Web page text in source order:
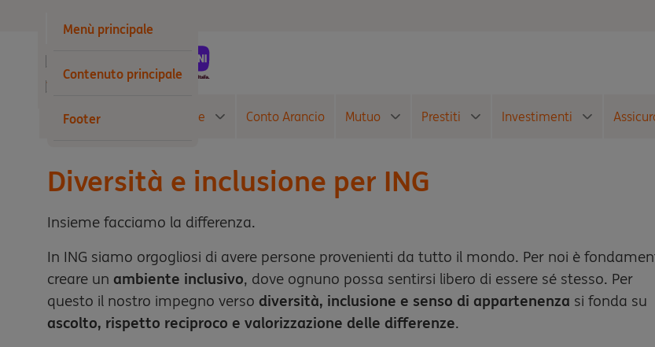
Menù principale
Contenuto principale
Footer
Privati
Wholesale
Conto Corrente Carte Conto Arancio Mutuo Prestiti Investimenti
Diversità e inclusione per ING
Insieme facciamo la differenza.
In ING siamo orgogliosi di avere persone provenienti da tutto il mondo. Per noi è
creare un ambiente inclusivo, dove ognuno possa sentirsi libero di essere sé stesso. Per
questo il nostro impegno verso diversità, inclusione e senso di appartenenza si fonda su
ascolto, rispetto reciproco e valorizzazione delle differenze.